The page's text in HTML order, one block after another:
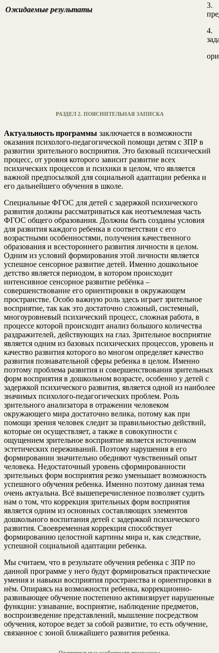
Ожидаемые результаты
3.
4.
РАЗДЕЛ 2. ПОЯСНИТЕЛЬНАЯ ЗАПИСКА
Актуальность программы заключается в возможности
оказания психолого-педагогической помощи детям с ЗПР в
развитии зрительного восприятия. Это базовый психический
процесс, от уровня которого зависит развитие всех
психических процессов и психики в целом, что является
важной предпосылкой для социальной адаптации ребенка и
его дальнейшего обучения в школе.
Специальные ФГОС для детей с задержкой психического
развития должны рассматриваться как неотъемлемая часть
ФГОС общего образования. Должны быть созданы условия
для развития каждого ребенка в соответствии с его
возрастными особенностями, получения качественного
образования и всестороннего развития личности в целом.
Одним из условий формирования этой личности является
успешное сенсорное развитие детей. Именно дошкольное
детство является периодом, в котором происходит
интенсивное сенсорное развитие ребёнка –
совершенствование его ориентировки в окружающем
пространстве. Особо важную роль здесь играет зрительное
восприятие, так как это достаточно сложный, системный,
многоуровневый психический процесс, сложная работа, в
процессе которой происходит анализ большого количества
раздражителей, действующих на глаз. Зрительное восприятие
является одним из базовых психических процессов, уровень и
качество развития которого во многом определяет качество
развития познавательной сферы ребенка в целом. Именно
поэтому проблема развития и совершенствования зрительных
форм восприятия в дошкольном возрасте, особенно у детей с
задержкой психического развития, является одной из наиболее
значимых психолого-педагогических проблем. Роль
зрительного анализатора в отражении человеком
окружающего мира достаточно велика, потому как при
помощи зрения человек следит за правильностью действий,
которые он осуществляет, а также в совокупности с
ощущением зрительное восприятие является источником
эстетических переживаний. Поэтому нарушения в его
формировании значительно обедняют чувственный опыт
человека. Недостаточный уровень сформированности
зрительных форм восприятия резко уменьшает возможность
успешного обучения ребенка. Именно поэтому данная тема
очень актуальна. Всё вышеперечисленное позволяет судить
нам о том, что коррекция зрительных форм восприятия
является одним из основных составляющих элементов
дошкольного воспитания детей с задержкой психического
развития. Своевременная коррекция способствует
формированию целостной картины мира и, как следствие,
успешной социальной адаптации ребенка.
Мы считаем, что в результате обучения ребенка с ЗПР по
данной программе у него будут формироваться практические
умения и навыки восприятия пространства и ориентировки в
нём. Опираясь на возможности ребенка, коррекционно-
развивающее обучение постепенно активизирует нарушенные
функции: узнавание, восприятие, наблюдение предметов,
воспроизведение представлений, мышление посредством
обучения, которое ведет за собой развитие, то есть обучение,
связанное с зоной ближайшего развития ребенка.